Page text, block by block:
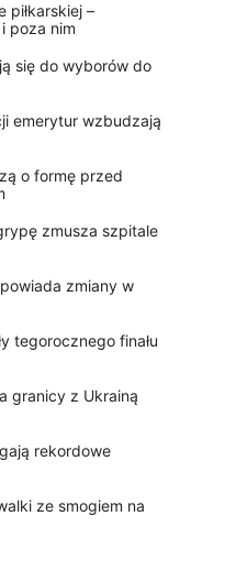
piłkarskiej –
poza nim
się do wyborów do
emerytur wzbudzają
o formę przed
zmusza szpitale
zmiany w
tegorocznego finału
granicy z Ukrainą
rekordowe
ze smogiem na